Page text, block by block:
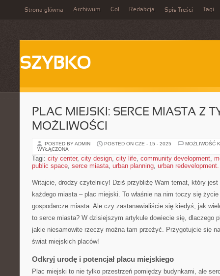
Strona główna Archiwum Gol Redakcja Spis Treści Tagi
SZYBKO
PLAC MIEJSKI: SERCE MIASTA Z
MOŻLIWOŚCI
POSTED BY ADMIN POSTED ON CZE - 15 - 2025
MOŻLIWOŚĆ
WYŁĄCZONA
Tagi: city center, city design, city life, community development,
public space, serce miasta, urban planning, urban redevelopment.
Witajcie,​ drodzy czytelnicy! Dziś przybliżę Wam ⁣temat, który
każdego miasta – plac miejski. To właśnie na ‍nim toczy się
‍gospodarcze⁤ miasta. Ale czy zastanawialiście się kiedyś, jak
to serce miasta?​ W dzisiejszym artykule dowiecie się,⁤ dlaczego
jakie niesamowite rzeczy można tam przeżyć. ‌Przygotujcie‍ się
świat miejskich placów!
Odkryj ⁤urodę i potencjał placu miejskiego
Plac miejski to nie tylko przestrzeń pomiędzy budynkami, ale